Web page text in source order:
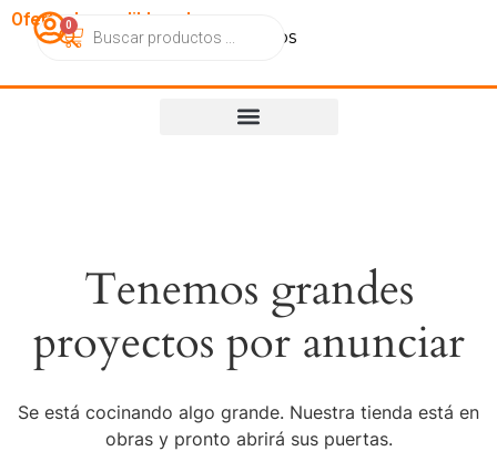
OfertasImperdibles.cl
CatálogoContactoNosotros
0
Tenemos grandes
proyectos por anunciar
Se está cocinando algo grande. Nuestra tienda está en
obras y pronto abrirá sus puertas.